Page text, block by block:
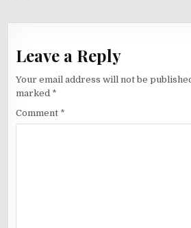
Leave a Reply
Your email address will not be
marked *
Comment *